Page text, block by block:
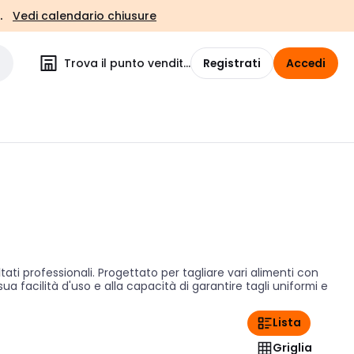
Vedi calendario chiusure
Trova il punto vendita Registrati Accedi
professionali. Progettato per tagliare vari alimenti con
facilità d'uso e alla capacità di garantire tagli uniformi e
Lista
Griglia